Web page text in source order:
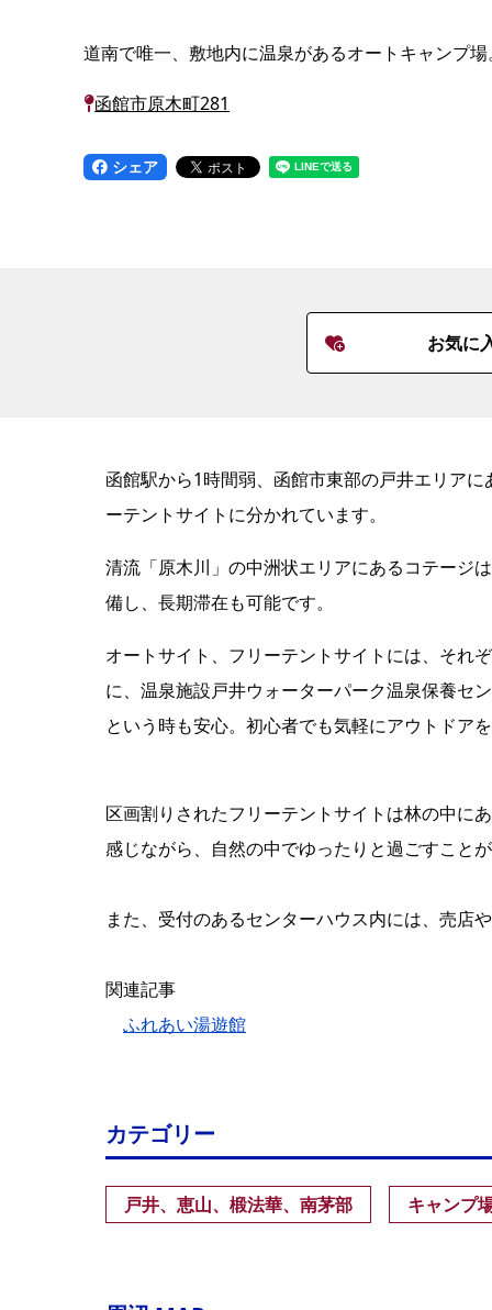
道南で唯一、敷地内に温泉があるオートキャンプ
函館市原木町281
シェア
お気に
函館駅から1時間弱、函館市東部の戸井エリア
ーテントサイトに分かれています。
清流「原木川」の中洲状エリアにあるコテージ
備し、長期滞在も可能です。
オートサイト、フリーテントサイトには、それ
に、温泉施設戸井ウォーターパーク温泉保養セ
という時も安心。初心者でも気軽にアウトドア
区画割りされたフリーテントサイトは林の中に
感じながら、自然の中でゆったりと過ごすことが
また、受付のあるセンターハウス内には、売店
関連記事
ふれあい湯遊館
カテゴリー
戸井、恵山、椴法華、南茅部 キャンプ